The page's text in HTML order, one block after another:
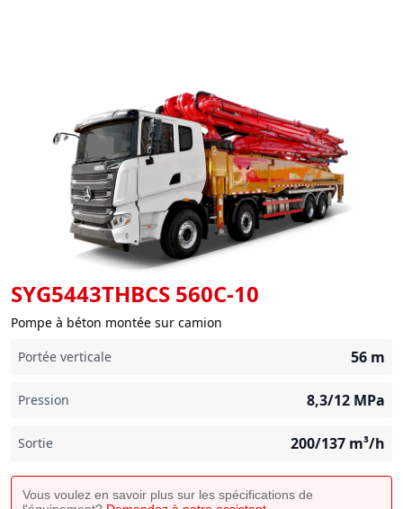
SYG5443THBCS 560C-10
Pompe à béton montée sur camion
Portée verticale
56 m
Pression 8,3/12 MPa
Sortie 200/137 m³/h
Vous voulez en savoir plus sur les spécifications de